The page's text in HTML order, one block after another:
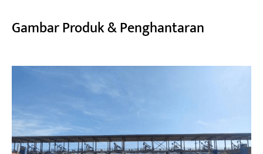
Gambar Produk & Penghantaran